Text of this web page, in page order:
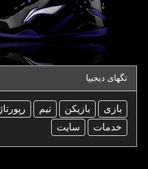
تگهای دیجیپا
بازی بازیكن تیم رپورتاژ
خدمات
سایت